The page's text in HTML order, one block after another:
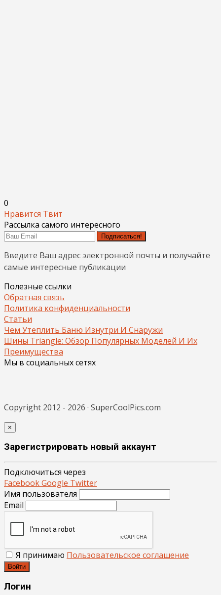
0
Нравится Твит
Рассылка самого интересного
Подписаться!
Введите Ваш адрес электронной почты и получайте
самые интересные публикации
Полезные ссылки
Обратная связь
Политика конфиденциальности
Статьи
Чем Утеплить Баню Изнутри И Снаружи
Шины Triangle: Обзор Популярных Моделей И Их
Преимущества
Мы в социальных сетях
Copyright 2012 - 2026 · SuperCoolPics.com
×
Зарегистрировать новый аккаунт
Подключиться через
FacebookGoogle Twitter
Имя пользователя
Email
Я принимаю Пользовательское соглашение
Войти
Логин